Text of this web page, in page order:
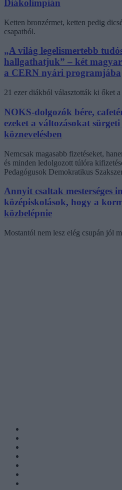
Diákolimpián
Ketten bronzérmet, ketten pedig
csapatból.
„A világ legelismertebb
hallgathatjuk” – két
a CERN nyári programjába
21 ezer diákból választották ki őket
NOKS-dolgozók bére,
ezeket a változásokat
köznevelésben
Nemcsak magasabb fizetéseket,
és minden ledolgozott túlóra
Pedagógusok Demokratikus
Annyit csaltak mesterséges
középiskolások, hogy a
közbelépnie
Mostantól nem lesz elég csupán jól